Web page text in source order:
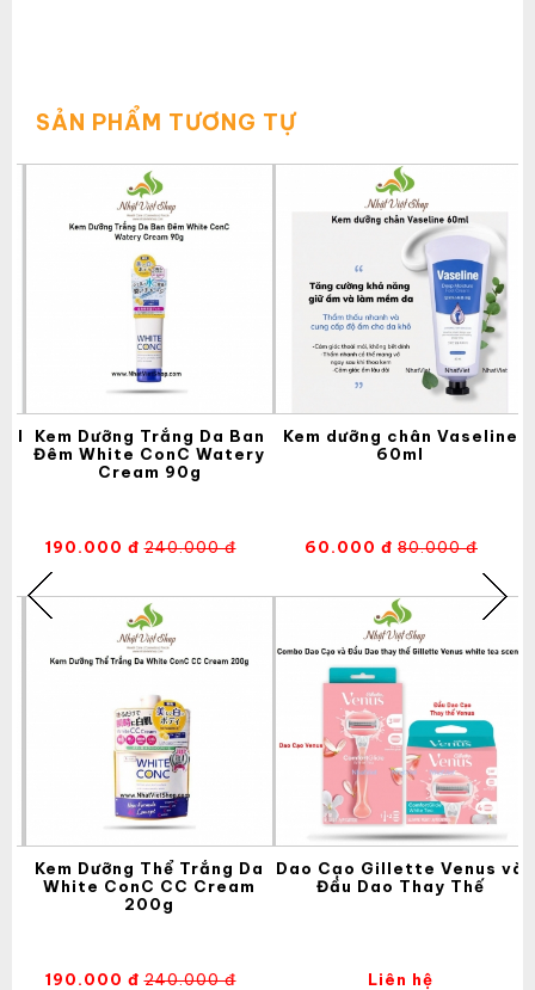
SẢN PHẨM TƯƠNG TỰ
Kem Dưỡng Trắng Da Ban
Đêm White ConC Watery
Cream 90g
190.000 đ 240.000 đ
Kem Dưỡng Thể Trắng Da
White ConC CC Cream
200g
190.000 đ 240.000 đ
Kem dưỡng chân Vaseline
60ml
60.000 đ 80.000 đ
Dao Cạo Gillette Venus và
Đầu Dao Thay Thế
Liên hệ